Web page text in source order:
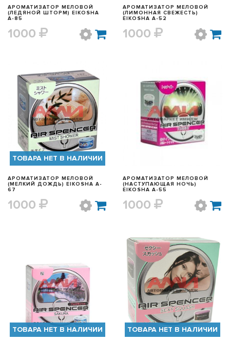
АРОМАТИЗАТОР МЕЛОВОЙ
(ЛЕДЯНОЙ ШТОРМ) EIKOSHA
A-85
1000
АРОМАТИЗАТОР МЕЛОВОЙ
(ЛИМОННАЯ СВЕЖЕСТЬ)
EIKOSHA A-52
1000
БЫСТРЫЙ ПРОСМОТР
ТОВАРА НЕТ В НАЛИЧИИ
АРОМАТИЗАТОР МЕЛОВОЙ
(МЕЛКИЙ ДОЖДЬ) EIKOSHA A-
67
1000
БЫСТРЫЙ ПРОСМОТР
АРОМАТИЗАТОР МЕЛОВОЙ
(НАСТУПАЮЩАЯ НОЧЬ)
EIKOSHA A-55
1000
БЫСТРЫЙ ПРОСМОТР
ТОВАРА НЕТ В НАЛИЧИИ
БЫСТРЫЙ ПРОСМОТР
ТОВАРА НЕТ В НАЛИЧИИ